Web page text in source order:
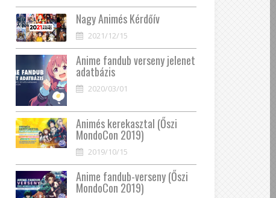
Nagy Animés Kérdőív
2021/12/15
Anime fandub verseny jelenet
adatbázis
2020/03/01
Animés kerekasztal (Őszi
MondoCon 2019)
2019/10/15
Anime fandub-verseny (Őszi
MondoCon 2019)